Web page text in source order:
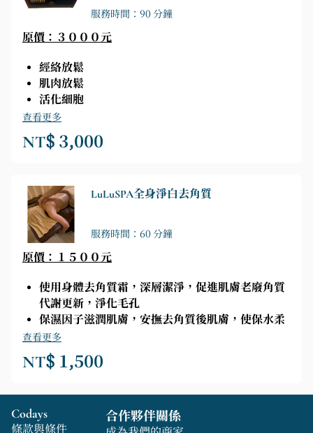
服務時間：90 分鐘
原價：３０００元
經絡放鬆
肌肉放鬆
活化細胞
輕盈窈窕
促進代謝
能量傳導
查看更多
NT$ 3,000
LuLuSPA全身淨白去角質
服務時間：60 分鐘
原價：１５００元
使用身體去角質霜，深層潔淨，促進肌膚老廢角質
代謝更新，淨化毛孔
保濕因子滋潤肌膚，安撫去角質後肌膚，使保水柔
嫩。
搭配按摩SPA讓身體放鬆。
查看更多
NT$ 1,500
Codays
條款與條件
合作夥伴關係